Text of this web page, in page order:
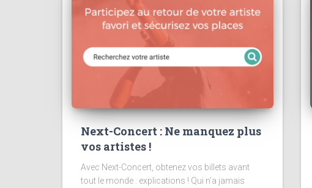
Next-Concert : Ne manquez plus
vos artistes !
Avec Next-Concert, obtenez vos billets avant
tout le monde : explications ! Qui n’a jamais